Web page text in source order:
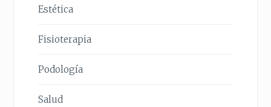
Estética
Fisioterapia
Podología
Salud